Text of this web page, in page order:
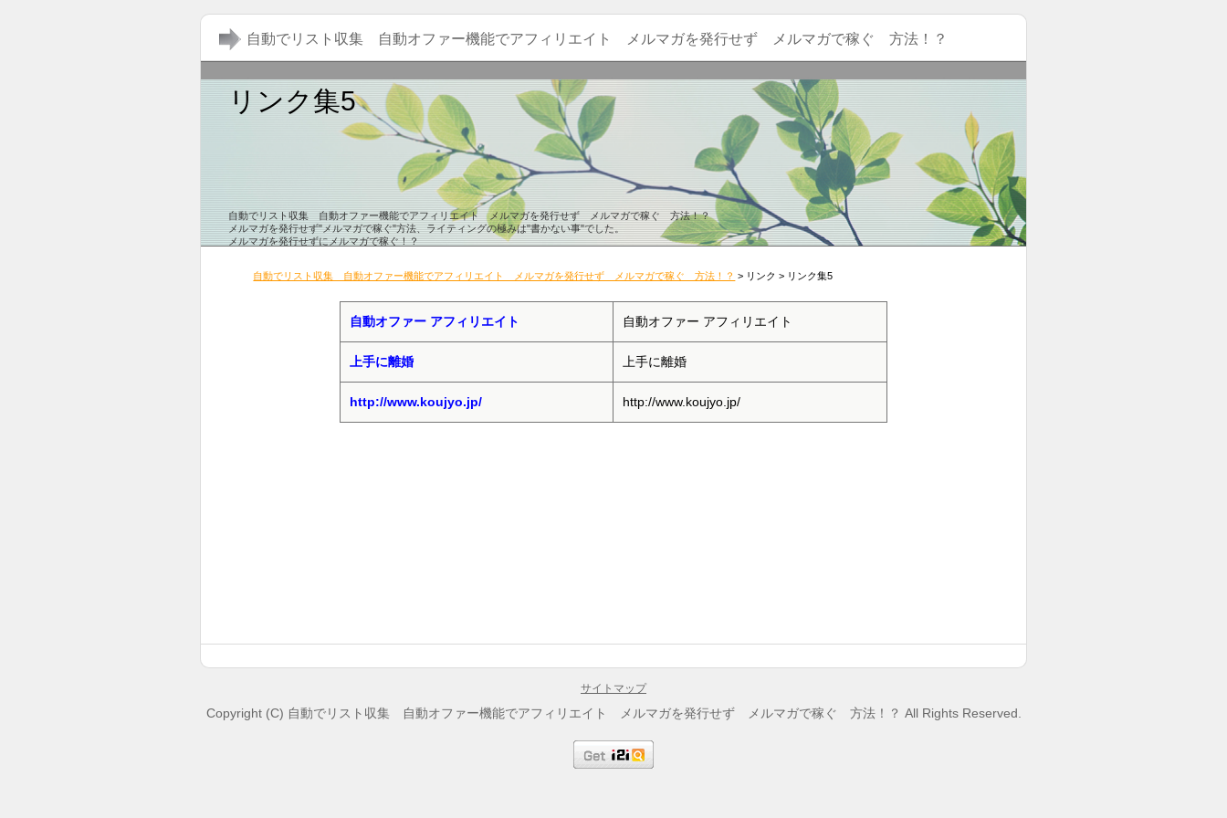
自動でリスト収集 自動オファー機能でアフィリエイト メルマガを発行せず メルマガで稼ぐ 方法！？
リンク集5
自動でリスト収集 自動オファー機能でアフィリエイト メルマガを発行せず メルマガで稼ぐ 方法！？
メルマガを発行せず"メルマガで稼ぐ"方法、ライティングの極みは"書かない事"でした。
メルマガを発行せずにメルマガで稼ぐ！？
ネットビジネス初心者の人こそご覧ください。
自動でリスト収集 自動オファー機能でアフィリエイト メルマガを発行せず メルマガで稼ぐ 方法！？ > リンク > リンク集5
自動オファー アフィリエイト 自動オファー アフィリエイト
上手に離婚 上手に離婚
http://www.koujyo.jp/ http://www.koujyo.jp/
サイトマップ
Copyright (C) 自動でリスト収集 自動オファー機能でアフィリエイト メルマガを発行せず メルマガで稼ぐ 方法！？ All Rights Reserved.